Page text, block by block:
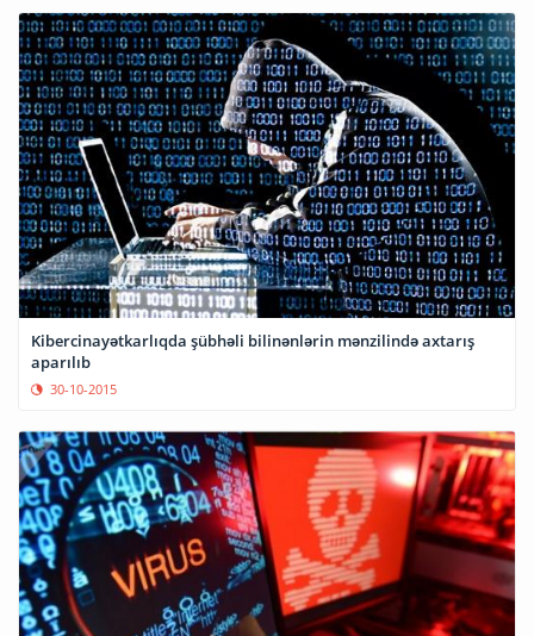
Kibercinayətkarlıqda şübhəli bilinənlərin mənzilində axtarış
aparılıb
30-10-2015